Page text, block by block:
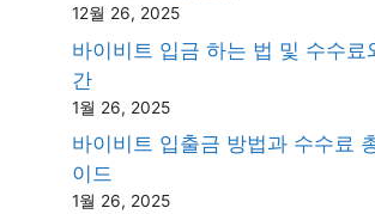
12월 26, 2025
바이비트 입금 하는 법 및 수수료
간
1월 26, 2025
바이비트 입출금 방법과 수수료
이드
1월 26, 2025